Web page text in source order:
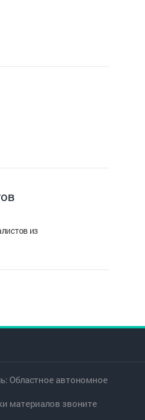
из
Областное автономное
материалов звоните